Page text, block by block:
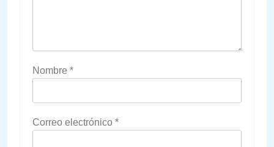
Nombre *
Correo electrónico *